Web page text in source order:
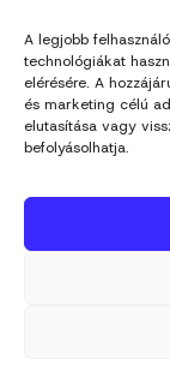
A legjobb
technológiákat
elérésére. A
és marketing célú
elutasítása vagy
befolyásolhatja.